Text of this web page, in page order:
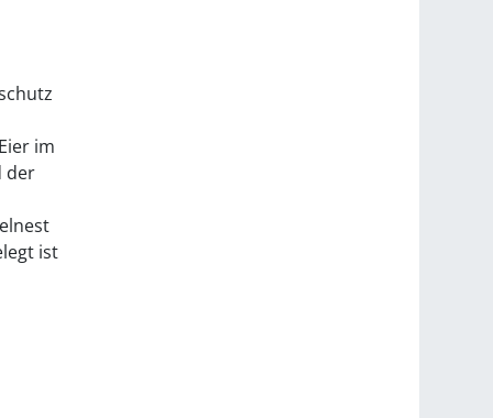
im
der
ist